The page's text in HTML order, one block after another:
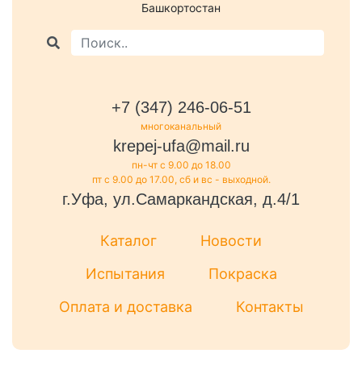
Башкортостан
+7 (347) 246-06-51
многоканальный
krepej-ufa@mail.ru
пн-чт с 9.00 до 18.00
пт с 9.00 до 17.00, сб и вс - выходной.
г.Уфа, ул.Самаркандская, д.4/1
Каталог
Новости
Испытания
Покраска
Оплата и доставка
Контакты